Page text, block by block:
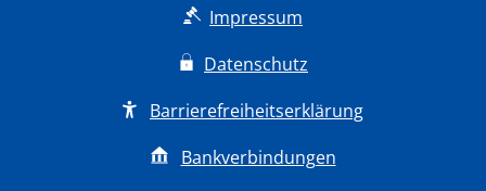
Impressum
Datenschutz
Barrierefreiheitserklärung
Bankverbindungen